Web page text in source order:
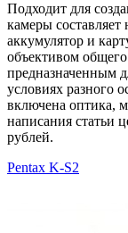
Подходит для
камеры
аккумулятор и
объективом
предназначенным
условиях разного
включена оптика,
написания статьи
рублей.
Pentax K-S2